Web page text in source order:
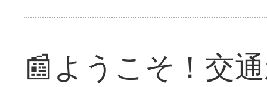
📰ようこそ！交